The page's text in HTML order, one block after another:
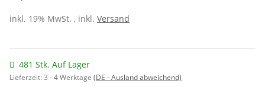
inkl. 19% MwSt. , inkl. Versand
481 Stk. Auf Lager
Lieferzeit:3 - 4 Werktage (DE - Ausland abweichend)